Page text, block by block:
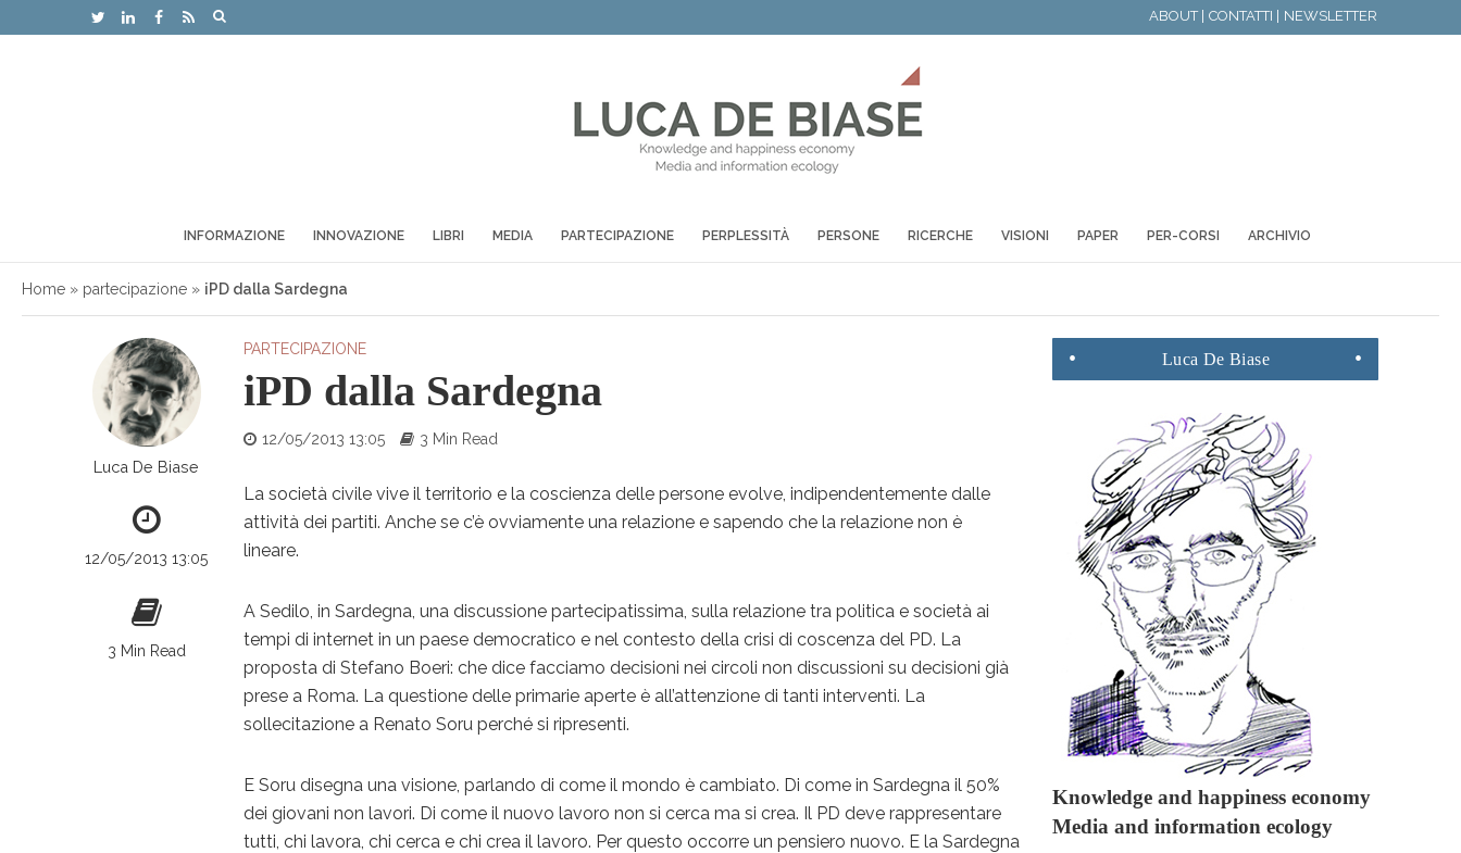
ABOUT | CONTATTI | NEWSLETTER
INFORMAZIONE INNOVAZIONE LIBRI MEDIA PARTECIPAZIONE PERPLESSITÀ PERSONE RICERCHE VISIONI PAPER PER-CORSI ARCHIVIO
Home » partecipazione » iPD dalla Sardegna
Luca De Biase
12/05/2013 13:05
3 Min Read
PARTECIPAZIONE
iPD dalla Sardegna
12/05/2013 13:05 3 Min Read
La società civile vive il territorio e la coscienza delle persone evolve, indipendentemente dalle
attività dei partiti. Anche se c’è ovviamente una relazione e sapendo che la relazione non è
lineare.
A Sedilo, in Sardegna, una discussione partecipatissima, sulla relazione tra politica e società ai
tempi di internet in un paese democratico e nel contesto della crisi di coscenza del PD. La
proposta di Stefano Boeri: che dice facciamo decisioni nei circoli non discussioni su decisioni già
prese a Roma. La questione delle primarie aperte è all’attenzione di tanti interventi. La
sollecitazione a Renato Soru perché si ripresenti.
E Soru disegna una visione, parlando di come il mondo è cambiato. Di come in Sardegna il 50%
dei giovani non lavori. Di come il nuovo lavoro non si cerca ma si crea. Il PD deve rappresentare
tutti, chi lavora, chi cerca e chi crea il lavoro. Per questo occorre un pensiero nuovo. E la Sardegna
Luca De Biase
Knowledge and happiness economy
Media and information ecology